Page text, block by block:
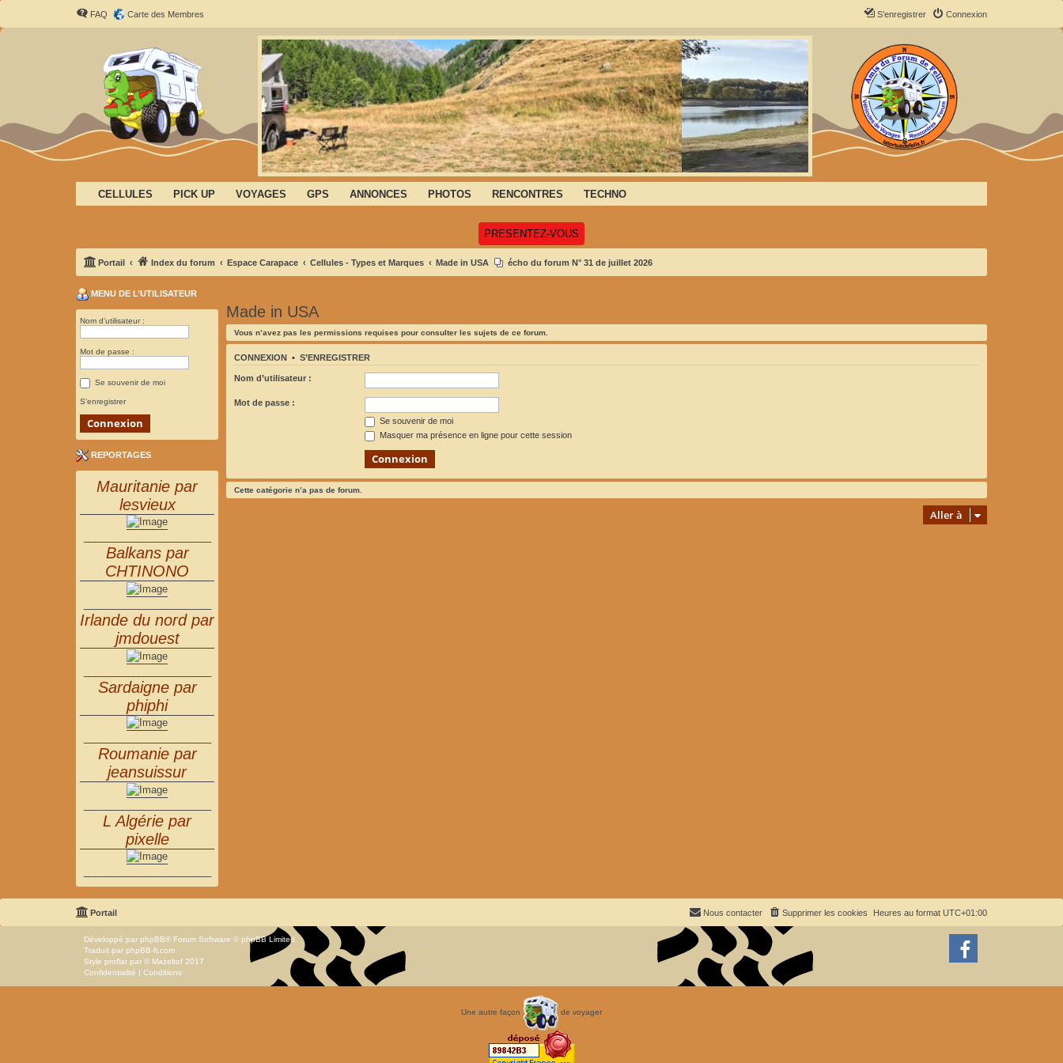
FAQ Carte des Membres Connexion
S’enregistrer
CELLULES PICK UP VOYAGES GPS ANNONCES PHOTOS RENCONTRES TECHNO
PRESENTEZ-VOUS
Portail Index du forum Espace Carapace Cellules - Types et Marques Made in USA écho du forum N° 31 de juillet 2026
Made in USA
Vous n’avez pas les permissions requises pour consulter les sujets de ce forum.
CONNEXION • S’ENREGISTRER
Nom d’utilisateur :
Mot de passe :
Se souvenir de moi
Masquer ma présence en ligne pour cette session
Cette catégorie n’a pas de forum.
Aller à
MENU DE L’UTILISATEUR
Nom d’utilisateur :
Mot de passe :
Se souvenir de moi
S’enregistrer
REPORTAGES
Mauritanie par
lesvieux
Balkans par
CHTINONO
Irlande du nord par
jmdouest
Sardaigne par
phiphi
Roumanie par
jeansuissur
L Algérie par
pixelle
Portail Heures au format UTC+01:00
Supprimer les cookies
Nous contacter
Développé par phpBB® Forum Software © phpBB Limited
Traduit par phpBB-fr.com
Style proflat par © Mazeltof 2017
Confidentialité | Conditions
Une autre façon de voyager